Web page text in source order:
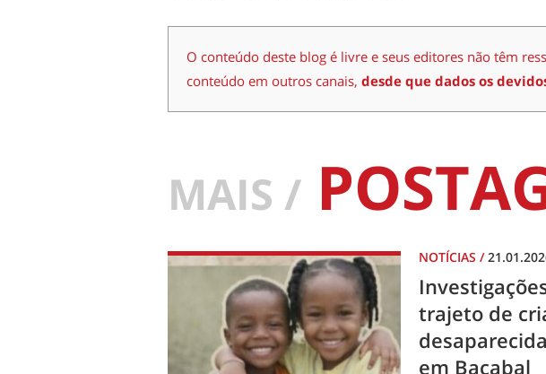
O conteúdo deste blog é livre e seus editores não têm
conteúdo em outros canais, desde que dados os
MAIS /
NOTÍCIAS /
trajeto de
em Bacabal